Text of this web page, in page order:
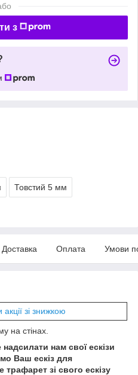
з
Товстий 5 мм
Доставка Оплата Умови
на стінах.
нам свої ескізи
Ваш ескіз для
зі свого ескізу